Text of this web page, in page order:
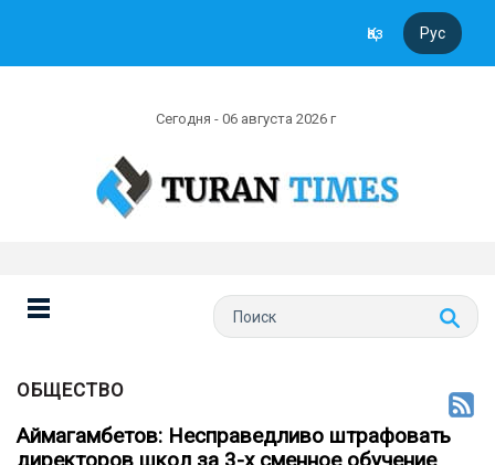
Қаз Рус
Сегодня - 06 августа 2026 г
ОБЩЕСТВО
Аймагамбетов: Несправедливо штрафовать